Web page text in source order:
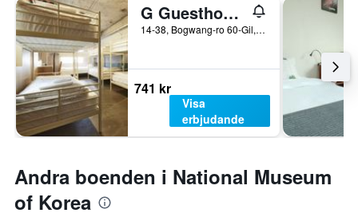
G Guesthouse Itaewon In Seoul
14-38, Bogwang-ro 60-Gil, Yongsan-gu, Söul, Sydkorea
741 kr
Visa
erbjudande
Andra boenden i National Museum
of Korea